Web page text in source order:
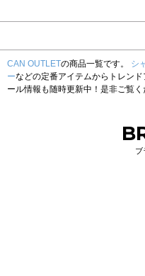
CAN OUTLETの商品一覧です。 シ
ーなどの定番アイテムからトレン
ール情報も随時更新中！是非ご覧く
ブ